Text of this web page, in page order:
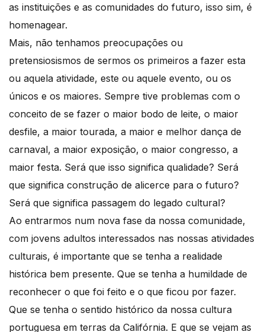
as instituições e as comunidades do futuro, isso sim, é
homenagear.
Mais, não tenhamos preocupações ou
pretensiosismos de sermos os primeiros a fazer esta
ou aquela atividade, este ou aquele evento, ou os
únicos e os maiores. Sempre tive problemas com o
conceito de se fazer o maior bodo de leite, o maior
desfile, a maior tourada, a maior e melhor dança de
carnaval, a maior exposição, o maior congresso, a
maior festa. Será que isso significa qualidade? Será
que significa construção de alicerce para o futuro?
Será que significa passagem do legado cultural?
Ao entrarmos num nova fase da nossa comunidade,
com jovens adultos interessados nas nossas atividades
culturais, é importante que se tenha a realidade
histórica bem presente. Que se tenha a humildade de
reconhecer o que foi feito e o que ficou por fazer.
Que se tenha o sentido histórico da nossa cultura
portuguesa em terras da Califórnia. E que se vejam as